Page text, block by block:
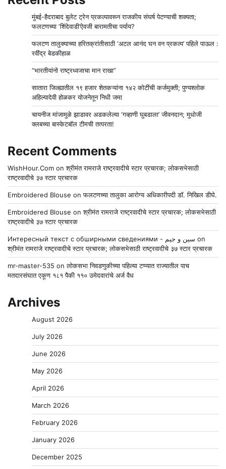
मुंबई-हैदराबाद बुलेट ट्रेन प्रकल्पावरून राजकीय संघर्ष पेटण्याची शक्यता;
फलटणच्या ‘शिंदेवाडी’ऐवजी बारामतीचा पर्याय?
फलटण तालुक्याच्या हरितक्रांतीसाठी ‘अटल आनंद घन वन प्रकल्प’ पहिले पाऊल :
रवींद्र बेडकीहाळ
“भारतीयांनो राष्ट्रध्वजाचा मान राखा”
सातारा जिल्ह्यातील १९ हजार शेतकऱ्यांना १४२ कोटींची कर्जमुक्ती; पुण्यश्लोक
अहिल्यादेवी होळकर योजनेतून निधी जमा
चायनीज मांजामुळे झाडावर अडकलेल्या ‘गव्हाणी घुबडाला’ जीवनदान; मुधोजी
क्लबच्या बास्केटबॉल टीमची तत्परता!
Recent Comments
WishHour.Com onश्रीमंत रामराजे राष्ट्रवादीचे स्टार प्रचारक; लोकसभेसाठी
राष्ट्रवादीचे ३७ स्टार प्रचारक
Embroidered Blouse onफलटणच्या तालुका आरोग्य अधिकारीपदी डॉ. निखिल डीघे.
Embroidered Blouse onश्रीमंत रामराजे राष्ट्रवादीचे स्टार प्रचारक; लोकसभेसाठी
राष्ट्रवादीचे ३७ स्टार प्रचारक
Интересный текст с обширными сведениями - سين و جيم on
श्रीमंत रामराजे राष्ट्रवादीचे स्टार प्रचारक; लोकसभेसाठी राष्ट्रवादीचे ३७ स्टार प्रचारक
mr-master-535 onलोकसभा निवडणुकीच्या पहिल्या टप्प्यात राज्यातील पाच
मतदारसंघात एकूण १८१ पैकी ११० उमेदवारांचे अर्ज वैध
Archives
August 2026
July 2026
June 2026
May 2026
April 2026
March 2026
February 2026
January 2026
December 2025